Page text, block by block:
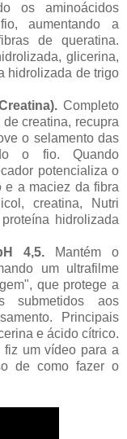
os aminoácidos
aumentando a
de queratina.
glicerina,
hidrolizada de trigo
Completo
creatina, recupra
o selamento das
o fio. Quando
potencializa o
e a maciez da fibra
creatina, Nutri
hidrolizada
4,5.Mantém o
um ultrafilme
que protege a
aos
Principais
e ácido cítrico.
fiz um vídeo para a
de como fazer o